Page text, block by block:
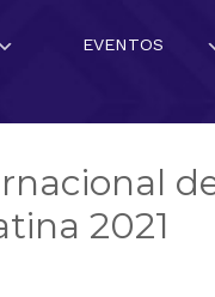
EVENTOS
2021